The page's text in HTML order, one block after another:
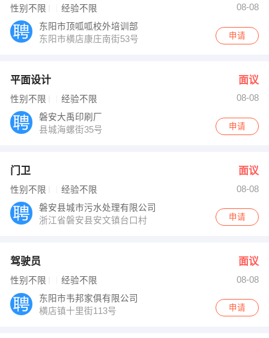
性别不限 经验不限
08-08
东阳市顶呱呱校外培训部
东阳市横店康庄南街53号
申请
平面设计 面议
性别不限 经验不限
08-08
磐安大禹印刷厂
县城海螺街35号
申请
门卫 面议
性别不限 经验不限
08-08
磐安县城市污水处理有限公司
浙江省磐安县安文镇台口村
申请
驾驶员 面议
性别不限 经验不限
08-08
东阳市韦邦家俱有限公司
横店镇十里街113号
申请